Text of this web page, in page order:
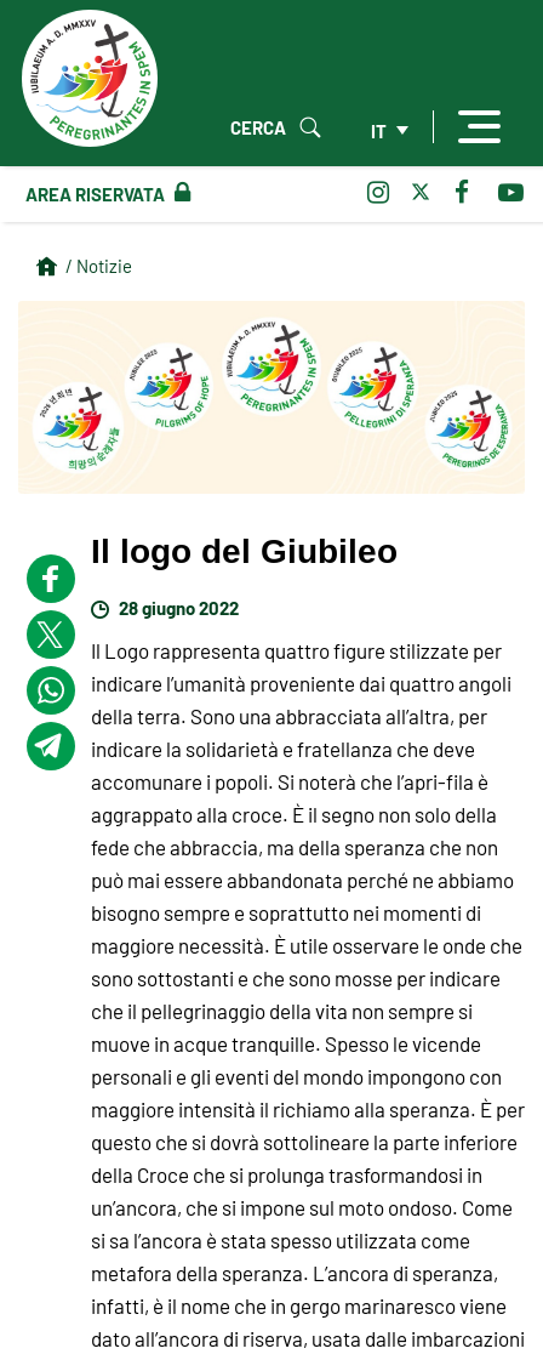
IT
CERCA
AREA RISERVATA
/ Notizie
Il logo del Giubileo
28 giugno 2022
Il Logo rappresenta quattro figure stilizzate per
indicare l’umanità proveniente dai quattro angoli
della terra. Sono una abbracciata all’altra, per
indicare la solidarietà e fratellanza che deve
accomunare i popoli. Si noterà che l’apri-fila è
aggrappato alla croce. È il segno non solo della
fede che abbraccia, ma della speranza che non
può mai essere abbandonata perché ne abbiamo
bisogno sempre e soprattutto nei momenti di
maggiore necessità. È utile osservare le onde che
sono sottostanti e che sono mosse per indicare
che il pellegrinaggio della vita non sempre si
muove in acque tranquille. Spesso le vicende
personali e gli eventi del mondo impongono con
maggiore intensità il richiamo alla speranza. È per
questo che si dovrà sottolineare la parte inferiore
della Croce che si prolunga trasformandosi in
un’ancora, che si impone sul moto ondoso. Come
si sa l’ancora è stata spesso utilizzata come
metafora della speranza. L’ancora di speranza,
infatti, è il nome che in gergo marinaresco viene
dato all’ancora di riserva, usata dalle imbarcazioni